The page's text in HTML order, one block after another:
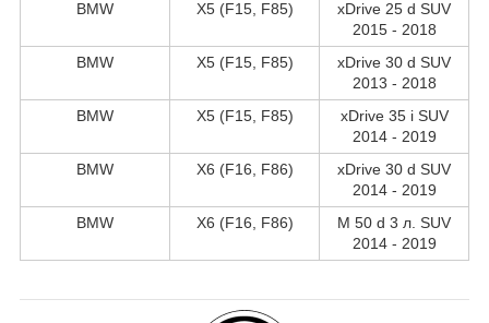
BMW
X5 (F15, F85)
xDrive 25 d SUV
2015 - 2018
BMW
X5 (F15, F85)
xDrive 30 d SUV
2013 - 2018
BMW
X5 (F15, F85)
xDrive 35 i SUV
2014 - 2019
BMW
X6 (F16, F86)
xDrive 30 d SUV
2014 - 2019
BMW
X6 (F16, F86)
M 50 d 3 л. SUV
2014 - 2019